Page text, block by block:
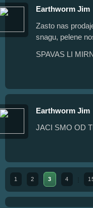
Earthworm Jim
Zasto nas
snagu, pelene
SPAVAS LI
Earthworm Jim
JACI SMO OD
1 2 3 4